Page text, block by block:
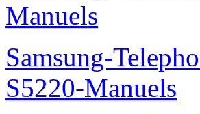
Manuels
Samsung-
S5220-Manuels